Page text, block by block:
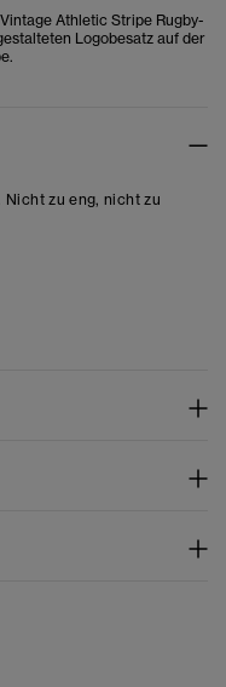
Vintage Athletic Stripe Rugby-
Logobesatz auf der
zu eng, nicht zu